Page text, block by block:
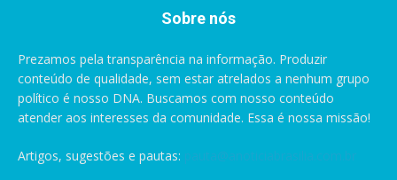
Sobre nós
Prezamos pela transparência na informação. Produzir
conteúdo de qualidade, sem estar atrelados a nenhum grupo
político é nosso DNA. Buscamos com nosso conteúdo
atender aos interesses da comunidade. Essa é nossa missão!
Artigos, sugestões e pautas: pauta@anoticiabrasilia.com.br